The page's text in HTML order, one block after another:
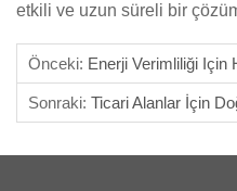
etkili ve uzun süreli bir
Önceki: Enerji Verimliliği Için
Sonraki: Ticari Alanlar İçin